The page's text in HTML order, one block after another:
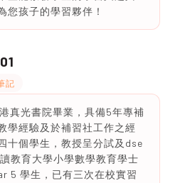
您孩子的學習夥伴！
記
真光書院畢業，具備5年專補
學經驗及於補習社工作之經
十個學生，教授呈分試及dse
教育大學小學數學教育學士
5 學生，已有三次在校實習